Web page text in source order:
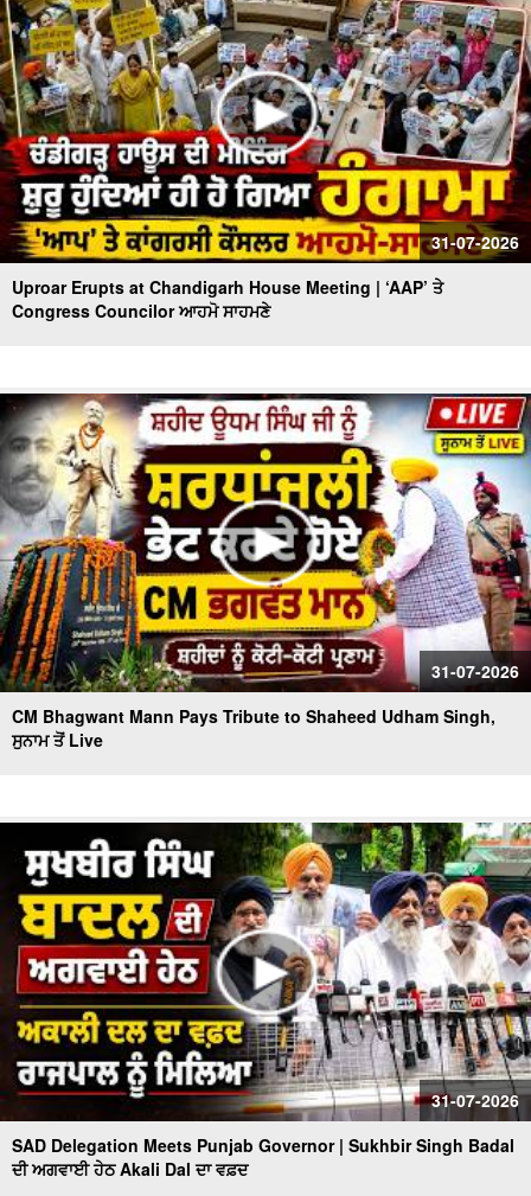
31-07-2026
Uproar Erupts at Chandigarh House Meeting | ‘AAP’ ਤੇ
Congress Councilor ਆਹਮੋ ਸਾਹਮਣੇ
31-07-2026
CM Bhagwant Mann Pays Tribute to Shaheed Udham Singh,
ਸੁਨਾਮ ਤੋਂ Live
31-07-2026
SAD Delegation Meets Punjab Governor | Sukhbir Singh Badal
ਦੀ ਅਗਵਾਈ ਹੇਠ Akali Dal ਦਾ ਵਫ਼ਦ